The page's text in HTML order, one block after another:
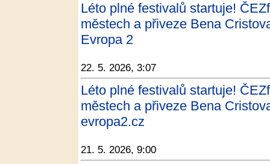
Léto plné festivalů startuje!
městech a přiveze Bena
Evropa 2
22. 5. 2026, 3:07
Léto plné festivalů startuje!
městech a přiveze Bena
evropa2.cz
21. 5. 2026, 9:00